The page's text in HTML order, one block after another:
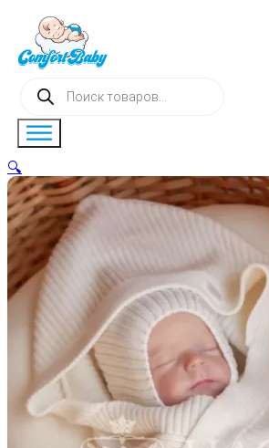
Поиск
товаров
🔍